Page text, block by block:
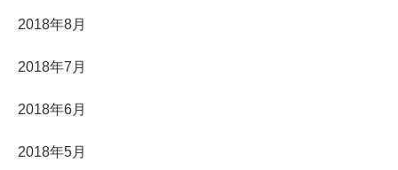
2018年8月
2018年7月
2018年6月
2018年5月